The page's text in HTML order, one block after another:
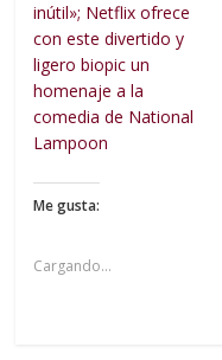
inútil»; Netflix ofrece
con este divertido y
ligero biopic un
homenaje a la
comedia de National
Lampoon
Me gusta:
Cargando...